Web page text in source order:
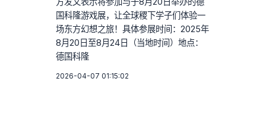
国科隆游戏展，让全球稷下学子们体验一
场东方幻想之旅！具体参展时间：2025年
8月20日至8月24日（当地时间）地点：
德国科隆
2026-04-07 01:15:02